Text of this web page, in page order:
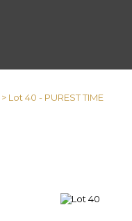
> Lot 40 - PUREST TIME